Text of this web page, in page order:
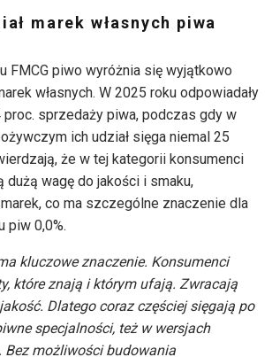
marek własnych piwa
FMCG piwo wyróżnia się wyjątkowo
własnych. W 2025 roku odpowiadały
proc. sprzedaży piwa, podczas gdy w
ich udział sięga niemal 25
że w tej kategorii konsumenci
wagę do jakości i smaku,
co ma szczególne znaczenie dla
piw 0,0%.
kluczowe znaczenie. Konsumenci
które znają i którym ufają. Zwracają
Dlatego coraz częściej sięgają po
specjalności, też w wersjach
Bez możliwości budowania